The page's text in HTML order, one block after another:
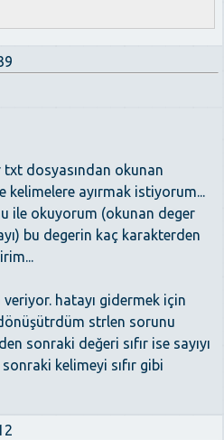
dosyasından okunan
ayırmak istiyorum...
ile okuyorum (okunan deger
bu degerin kaç karakterden
hatayı gidermek için
strlen sorunu
sonraki değeri sıfır ise sayıyı
kelimeyi sıfır gibi